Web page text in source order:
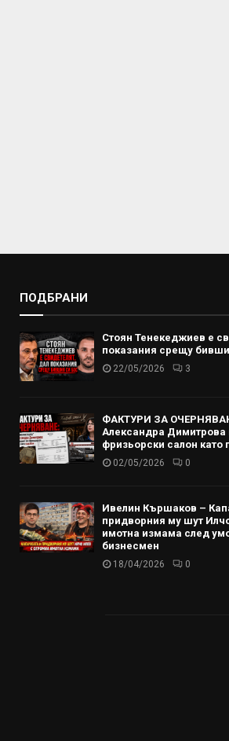
ПОДБРАНИ
Стоян Тенекеджиев е
показания срещу
22/05/2026 3
ФАКТУРИ ЗА
Александра Димитрова
фризьорски салон като
02/05/2026 0
Ивелин Кършаков –
придворния му шут
имотна измама след
бизнесмен
18/04/2026 0